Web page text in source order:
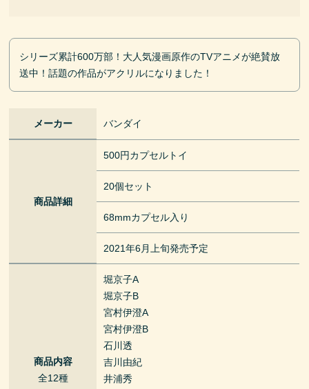
シリーズ累計600万部！大人気漫画原作のTVアニメが絶賛放
送中！話題の作品がアクリルになりました！
メーカー バンダイ
商品詳細
500円カプセルトイ
20個セット
68mmカプセル入り
2021年6月上旬発売予定
商品内容
全12種
堀京子A
堀京子B
宮村伊澄A
宮村伊澄B
石川透
吉川由紀
井浦秀